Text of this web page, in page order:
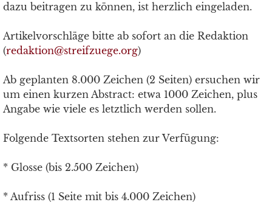
dazu beitragen zu können, ist herzlich eingeladen.
Artikelvorschläge bitte ab sofort an die Redaktion
(redaktion@streifzuege.org)
Ab geplanten 8.000 Zeichen (2 Seiten) ersuchen wir
um einen kurzen Abstract: etwa 1000 Zeichen, plus
Angabe wie viele es letztlich werden sollen.
Folgende Textsorten stehen zur Verfügung:
* Glosse (bis 2.500 Zeichen)
* Aufriss (1 Seite mit bis 4.000 Zeichen)